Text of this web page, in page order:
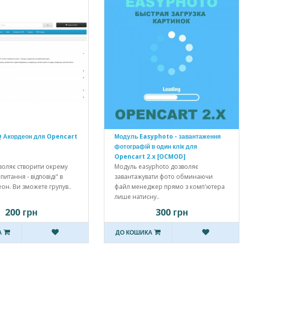
Акордеон для Opencart
створити окрему
- відповіді" в
Ви зможете групув..
200 грн
Модуль Easyphoto - завантаження
фотографій в один клік для
Opencart 2.x [OCMOD]
Модуль easyphoto дозволяє
завантажувати фото обминаючи
файл менеджер прямо з комп'ютера
лише натисну..
300 грн
ДО КОШИКА